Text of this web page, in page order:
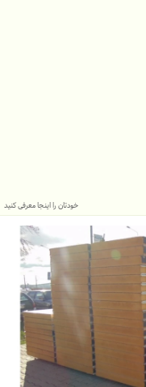
خودتان را اینجا معرفی کنید